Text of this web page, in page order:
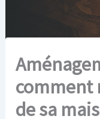
comment
de sa